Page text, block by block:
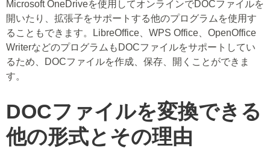
Microsoft OneDriveを使用してオンラインでDOCファイルを
開いたり、拡張子をサポートする他のプログラムを使用す
ることもできます。LibreOffice、WPS Office、OpenOffice
WriterなどのプログラムもDOCファイルをサポートしてい
るため、DOCファイルを作成、保存、開くことができま
す。
DOCファイルを変換できる
他の形式とその理由